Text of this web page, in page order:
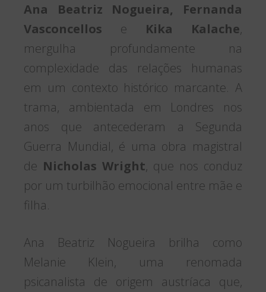
Ana Beatriz Nogueira, Fernanda
Vasconcellos e Kika Kalache,
mergulha profundamente na
complexidade das relações humanas
em um contexto histórico marcante. A
trama, ambientada em Londres nos
anos que antecederam a Segunda
Guerra Mundial, é uma obra magistral
de Nicholas Wright, que nos conduz
por um turbilhão emocional entre mãe e
filha.
Ana Beatriz Nogueira brilha como
Melanie Klein, uma renomada
psicanalista de origem austríaca que,